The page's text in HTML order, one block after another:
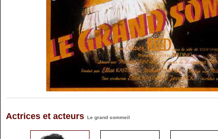
Actrices et acteurs Le grand sommeil